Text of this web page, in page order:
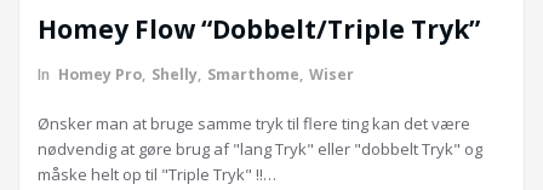
Homey Flow “Dobbelt/Triple Tryk”
In Homey Pro, Shelly, Smarthome, Wiser
Ønsker man at bruge samme tryk til flere ting kan det være
nødvendig at gøre brug af "lang Tryk" eller "dobbelt Tryk" og
måske helt op til "Triple Tryk" !!…